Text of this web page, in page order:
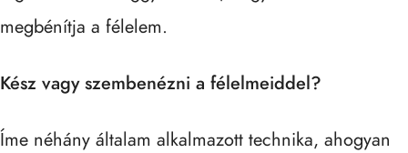
megbénítja a félelem.
Kész vagy szembenézni a félelmeiddel?
Íme néhány általam alkalmazott technika, ahogyan